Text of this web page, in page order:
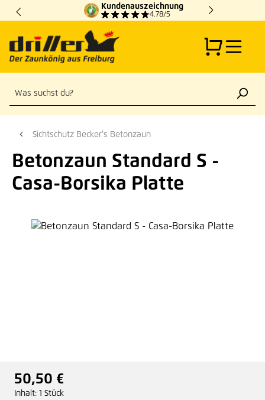
Zum Hauptinhalt springen
Kundenauszeichnung
4.78/5
Sichtschutz Becker's Betonzaun
Betonzaun Standard S -
Casa-Borsika Platte
Bildergalerie überspringen
Regulärer Preis:
50,50 €
Inhalt: 1 Stück